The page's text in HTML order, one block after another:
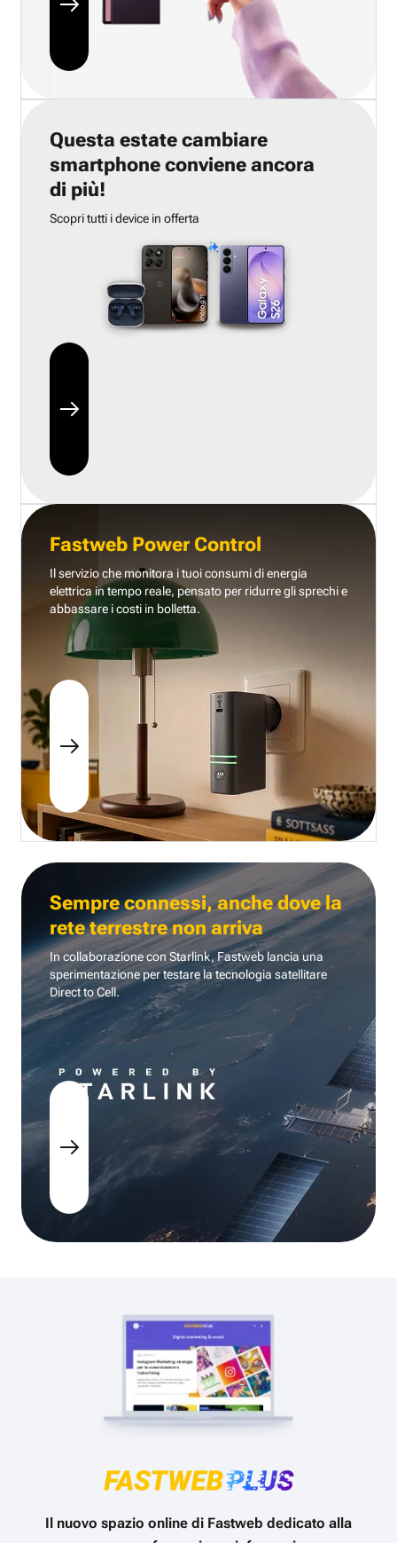
Questa estate cambiare
smartphone conviene ancora
di più!
Scopri tutti i device in offerta
Fastweb Power Control
Il servizio che monitora i tuoi consumi di energia
elettrica in tempo reale, pensato per ridurre gli sprechi e
abbassare i costi in bolletta.
Sempre connessi, anche dove la
rete terrestre non arriva
In collaborazione con Starlink, Fastweb lancia una
sperimentazione per testare la tecnologia satellitare
Direct to Cell.
Il nuovo spazio online di Fastweb dedicato alla